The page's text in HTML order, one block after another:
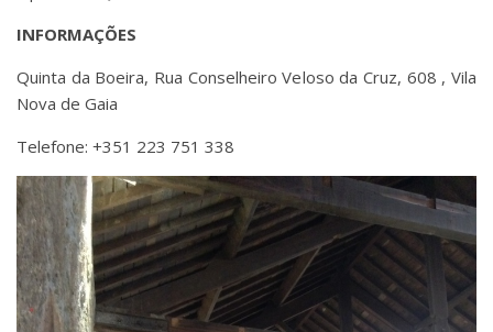
INFORMAÇÕES
Quinta da Boeira, Rua Conselheiro Veloso da Cruz, 608 , Vila
Nova de Gaia
Telefone: +351 223 751 338